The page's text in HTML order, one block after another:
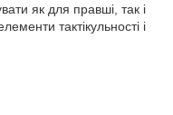
як для правші, так і
тактікульності і